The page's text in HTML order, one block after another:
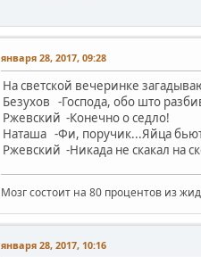
января 28, 2017, 09:28
На светской вечеринке
Безухов -Господа, обо што
Ржевский -Конечно о седло!
Наташа -Фи, поручик...Яйца
Ржевский -Никада не скакал на
Мозг состоит на 80 процентов из
января 28, 2017, 10:16